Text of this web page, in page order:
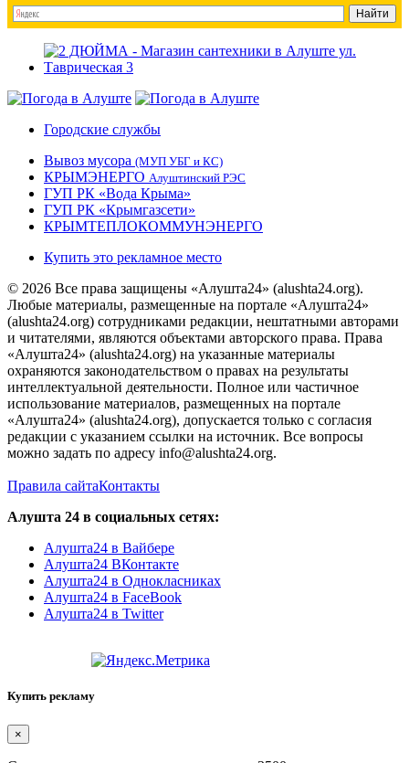
Городские службы
Вывоз мусора (МУП УБГ и КС)
КРЫМЭНЕРГО Алуштинский РЭС
ГУП РК «Вода Крыма»
ГУП РК «Крымгазсети»
КРЫМТЕПЛОКОММУНЭНЕРГО
Купить это рекламное место
© 2026 Все права защищены «Алушта24» (alushta24.org).
Любые материалы, размещенные на портале «Алушта24»
(alushta24.org) сотрудниками редакции, нештатными авторами
и читателями, являются объектами авторского права. Права
«Алушта24» (alushta24.org) на указанные материалы
охраняются законодательством о правах на результаты
интеллектуальной деятельности. Полное или частичное
использование материалов, размещенных на портале
«Алушта24» (alushta24.org), допускается только с согласия
редакции с указанием ссылки на источник. Все вопросы
можно задать по адресу info@alushta24.org.
Правила сайтаКонтакты
Алушта 24 в социальных сетях:
Алушта24 в Вайбере
Алушта24 ВКонтакте
Алушта24 в Однокласниках
Алушта24 в FaceBook
Алушта24 в Twitter
Купить рекламу
×